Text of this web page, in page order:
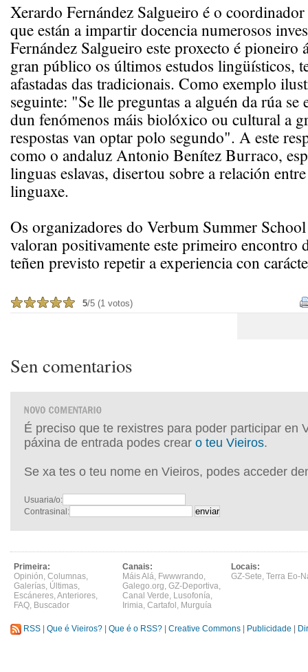
Xerardo Fernández Salgueiro é o coordinador
que están a impartir docencia numerosos
Fernández Salgueiro este proxecto é pioneiro
gran público os últimos estudos lingüísticos,
afastadas das tradicionais. Como exemplo
seguinte: "Se lle preguntas a alguén da rúa se
dun fenómenos máis biolóxico ou cultural a
respostas van optar polo segundo". A este
como o andaluz Antonio Benítez Burraco,
linguas eslavas, disertou sobre a relación
linguaxe.
Os organizadores do Verbum Summer
valoran positivamente este primeiro encontro
teñen previsto repetir a experiencia con
5/5 (1 votos)
Sen comentarios
É preciso que te rexistres para poder participar en
páxina de entrada podes crear o teu Vieiros.
Se xa tes o teu nome en Vieiros, podes acceder
Usuaria/o:
Contrasinal:
Primeira:
Opinión, Columnas,
Galerías, Últimas,
Escáneres,Anteriores,
FAQ, Buscador
Canais:
Máis Alá, Fwwwrando,
Galego.org, GZ-Deportiva,
Canal Verde, Lusofonía,
Irimia, Cartafol , Murguía
Locais:
GZ-Sete, Terra Eo-
RSS Que é Vieiros? Que é o RSS? Creative Commons Publicidade